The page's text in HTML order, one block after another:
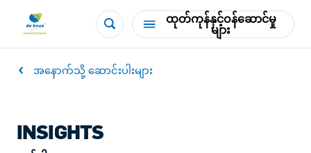
ထုတ်ကုန်နှင့်ဝန်ဆောင်မှု
များ
အနောက်သို့ ဆောင်းပါးများ
INSIGHTS